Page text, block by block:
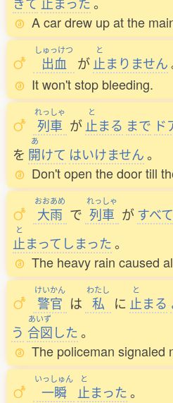
A car drew up at the
しゅっけつ
出血 が
と
止まりません
It won't stop bleeding.
れっしゃ
列車 が
と
止まる まで ド
を
あ
開けて はいけません。
Don't open the door till
おおあめ
大雨 で
れっしゃ
列車 がすべて
と
止まってしまった。
The heavy rain caused
けいかん
警官 は
わたし
私 に
と
止まる
う
あいず
合図した。
The policeman signaled
いっしゅん
一瞬
と
止まった。